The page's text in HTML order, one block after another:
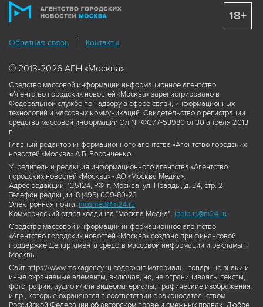
Обратная связь Контакты
© 2013-2026 АГН «Москва»
Средство массовой информации информационное агентство
«Агентство городских новостей «Москва» зарегистрировано в
Федеральной службе по надзору в сфере связи, информационных
технологий и массовых коммуникаций. Свидетельство о регистрации
средства массовой информации Эл № ФС77-53980 от 30 апреля 2013
г.
Главный редактор информационного агентства «Агентство городских
новостей «Москва» А.Б. Воронченко.
Учредитель и редакция информационного агентства «Агентство
городских новостей «Москва» - АО «Москва Медиа».
Адрес редакции: 125124, РФ, г. Москва, ул. Правды, д. 24, стр. 2
Телефон редакции: 8 (495) 009-80-23
Электронная почта: mosmed@m24.ru
Коммерческий отдел холдинга "Москва Медиа"- ibelous@m24.ru
Средство массовой информации информационное агентство
«Агентство городских новостей «Москва» создано при финансовой
поддержке Департамента средств массовой информации и рекламы г.
Москвы.
Сайт https://www.mskagency.ru содержит материалы, товарные знаки и
иные охраняемые элементы, включая, но, не ограничиваясь: тексты,
фотографии, аудио и/или видеоматериалы, графические изображения
и пр., которые охраняются в соответствии с законодательством
18+